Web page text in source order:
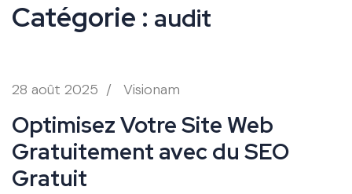
Catégorie : audit
28 août 2025 / Visionam
Optimisez Votre Site Web
Gratuitement avec du SEO
Gratuit